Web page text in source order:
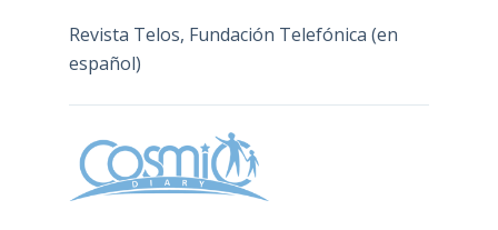
Revista Telos, Fundación Telefónica (en
español)